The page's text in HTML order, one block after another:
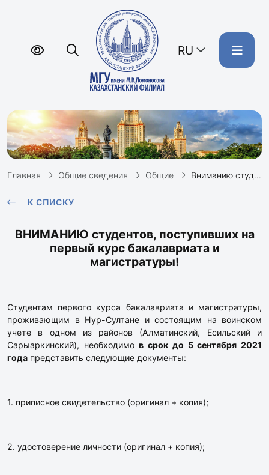
RU
Главная Общие сведения Общие Вниманию студентов и магистрантов первого курса: о воинском учете
К СПИСКУ
ВНИМАНИЮ студентов, поступивших на
первый курс бакалавриата и
магистратуры!
Студентам первого курса бакалавриата и магистратуры,
проживающим в Нур-Султане и состоящим на воинском
учете в одном из районов (Алматинский, Есильский и
Сарыаркинский), необходимов срок до 5 сентября 2021
года представить следующие документы:
1. приписное свидетельство (оригинал + копия);
2. удостоверение личности (оригинал + копия);